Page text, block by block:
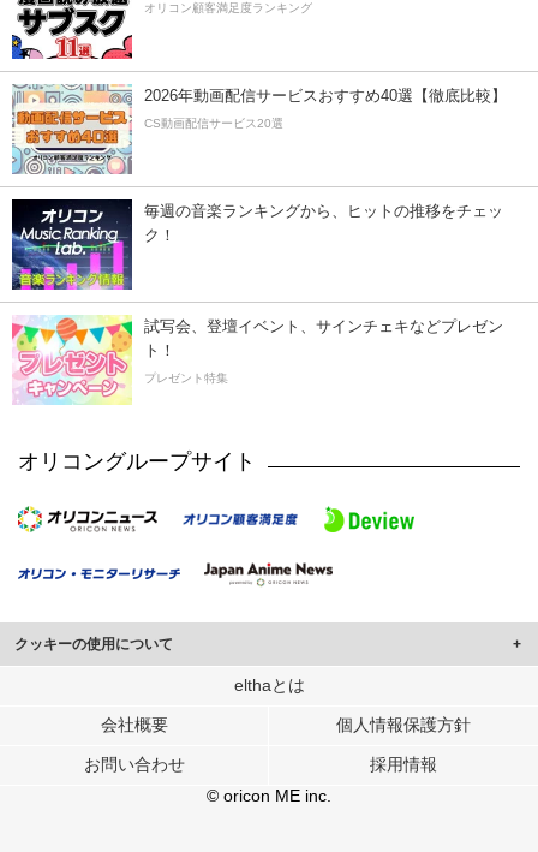
オリコン顧客満足度ランキング
2026年動画配信サービスおすすめ40選【徹底比較】
CS動画配信サービス20選
毎週の音楽ランキングから、ヒットの推移をチェッ
ク！
試写会、登壇イベント、サインチェキなどプレゼン
ト！
プレゼント特集
オリコングループサイト
クッキーの使用について
このサイトでは Cookie を使用して、ユーザーに合わせたコンテンツや広告の
行っています。
メディアや広告配信、データ解析の各パートナーに提供しています。
各パートナーは、この情報とユーザーが各パートナーに提供した他の情報や、
ユーザーが各パートナーのサービスを使用したときに収集した他の情報を組み
elthaとは
会社概要 個人情報保護方針
お問い合わせ
採用情報
© oricon ME inc.